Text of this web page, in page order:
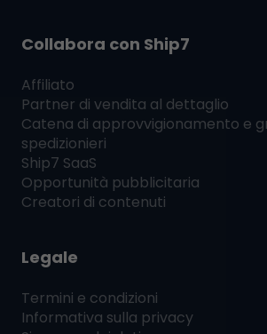
Collabora con Ship7
Affiliato
Partner di vendita al dettaglio
Catena di approvvigionamento e
spedizionieri
Ship7 SaaS
Opportunità pubblicitaria
Creatori di contenuti
Legale
Termini e condizioni
Informativa sulla privacy